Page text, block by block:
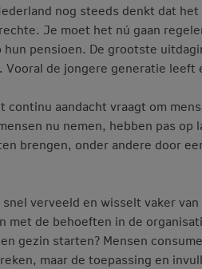
nog steeds denkt dat
Je moet het nú gaan
pensioen. De grootste
de jongere generatie leeft
continu aandacht vraagt om
nu nemen, hebben pas op
brengen, onder andere door
verveeld en wisselt vaker
met de behoeften in de
gezin starten? Mensen
maar de toepassing en